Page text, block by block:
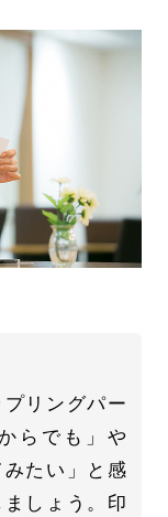
リングパー
らでも」や
みたい」と感
しょう。印